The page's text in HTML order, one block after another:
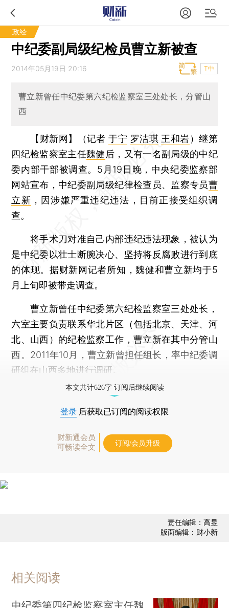
政经
中纪委副局级纪检员曹立新被查
2014年05月19日 20:16 T中
曹立新曾任中纪委第六纪检监察室三处处长，分管山
西
【财新网】（记者于宁 罗洁琪 王和岩）继第
四纪检监察室主任魏健后，又有一名副局级的中纪
委内部干部被调查。5月19日晚，中央纪委监察部
网站宣布，中纪委副局级纪律检查员、监察专员曹
立新 ，因涉嫌严重违纪违法，目前正接受组织调
查。
将手术刀对准自己内部违纪违法现象，被认为
是中纪委以壮士断腕决心、坚持将反腐败进行到底
的体现。据财新网记者所知，魏健和曹立新均于5
月上旬即被带走调查。
曹立新曾任中纪委第六纪检监察室三处处长，
六室主要负责联系华北片区（包括北京、天津、河
北、山西）的纪检监察工作，曹立新在其中分管山
西。2011年10月，曹立新曾担任组长，率中纪委调
研组在山西多地进行调研。
本文共计626字 订阅后继续阅读
登录 后获取已订阅的阅读权限
财新通会员
可畅读全文
订阅/会员升级
责任编辑：高昱
版面编辑：财小新
相关阅读
中纪委第四纪检监察室主任魏